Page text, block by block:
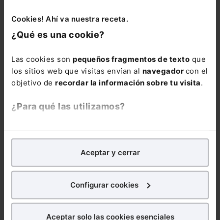
Cookies! Ahí va nuestra receta.
¿Qué es una cookie?
Las cookies son pequeños fragmentos de texto que
los sitios web que visitas envían al navegador con el
objetivo de recordar la información sobre tu visita.
¿Para qué las utilizamos?
analíticospara tratar demejorar tu experienciaen
nuestra página web. También con fines publicitarios,
para poder mostrarte publicidad y contenidos de tu
¿Qué puedes hacer?
Aceptar y cerrar
Configurar cookies
Aceptar solo las cookies esenciales
Noticias relacionadas